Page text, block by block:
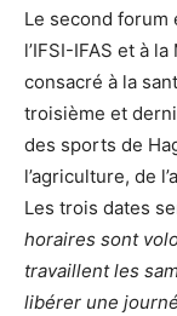
Le second forum
l’IFSI-IFAS et à
consacré à la
troisième et
des sports de
l’agriculture, de
Les trois dates
horaires sont
travaillent les
libérer une